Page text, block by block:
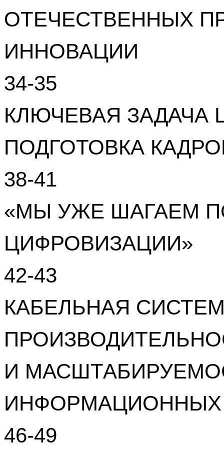
ОТЕЧЕСТВЕННЫХ
ИННОВАЦИИ
34-35
КЛЮЧЕВАЯ ЗАДАЧА
ПОДГОТОВКА
38-41
«МЫ УЖЕ ШАГАЕМ
ЦИФРОВИЗАЦИИ»
42-43
КАБЕЛЬНАЯ
И
ИНФОРМАЦИОННЫХ
46-49